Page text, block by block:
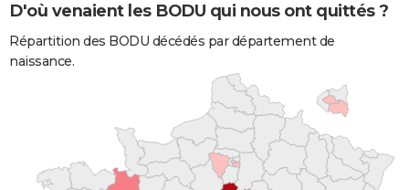
D'où venaient les BODU qui nous ont quittés ?
Répartition des BODU décédés par département de
naissance.